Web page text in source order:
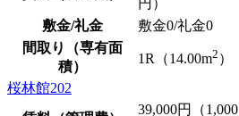
円）
敷金/礼金 敷金0/礼金0
間取り（専有面
積）
1R（14.00m2 ）
桜林館202
39,000円（1,000